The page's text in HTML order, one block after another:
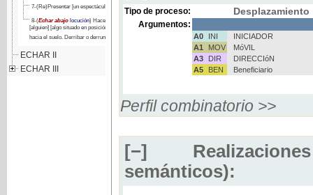
7-(Re)Presentar [un espectáculo]
8-(Echar abajo locución) Hacer caer
[alguien] [algo situado en posición vertical]
hacia el suelo. Derribar o derrumbar
ECHAR II
ECHAR III
Tipo de proceso: Desplazamiento
Argumentos:
A0 INI
INICIADOR
A1
MOV
MóVIL
A3
DIR
DIRECCIóN
A5
BEN Beneficiario
Perfil combinatorio >>
[−]
semánticos):